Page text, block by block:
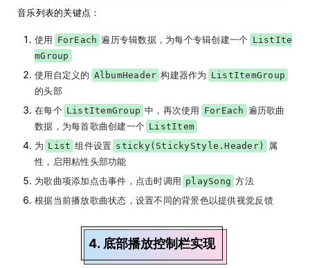
音乐列表的关键点：
使用 ForEach 遍历专辑数据，为每个专辑创建一个 ListIte
mGroup
使用自定义的 AlbumHeader 构建器作为 ListItemGroup
的头部
在每个 ListItemGroup 中，再次使用 ForEach 遍历歌曲
数据，为每首歌曲创建一个 ListItem
为 List 组件设置 sticky(StickyStyle.Header)
属
性，启用粘性头部功能
为歌曲项添加点击事件，点击时调用 playSong 方法
根据当前播放歌曲状态，设置不同的背景色以提供视觉反馈
4. 底部播放控制栏实现